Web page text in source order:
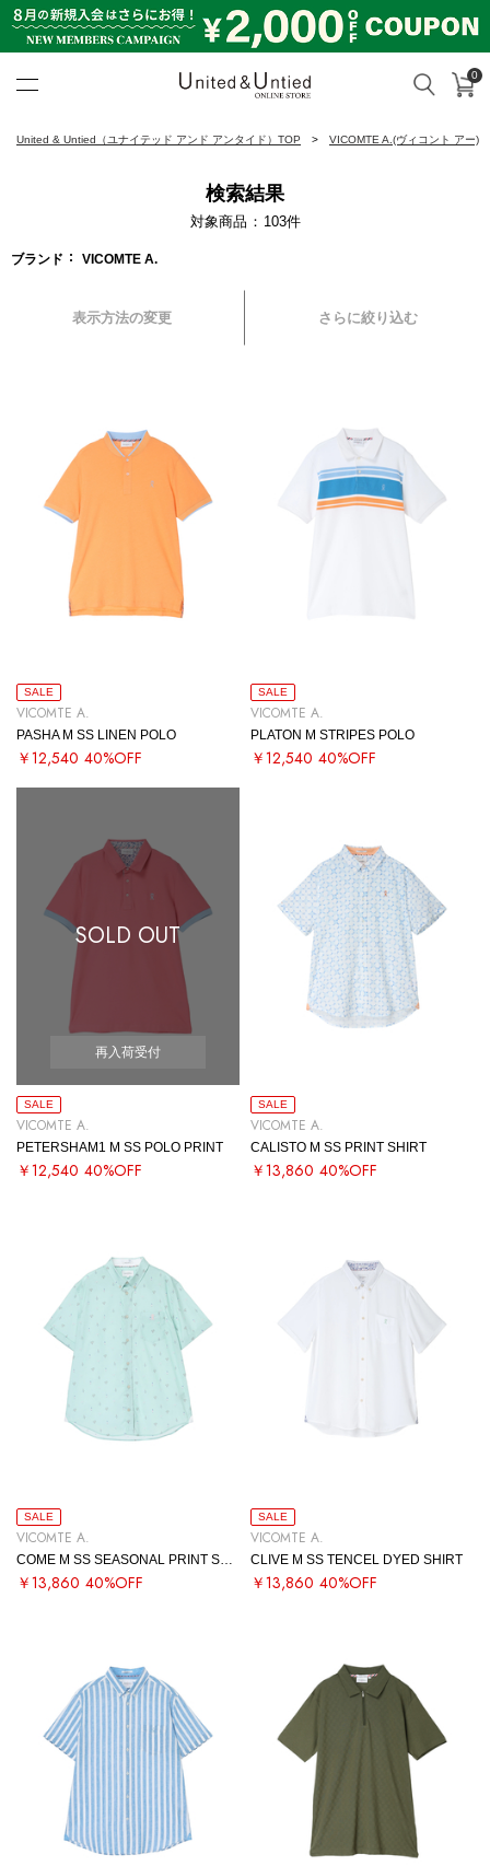
検索 カ
0
United & Untied（ユナイテッド アンド アンタイド）TOP VICOMTE A.(ヴィコント アー)
検索結果
対象商品 103件
ブランド VICOMTE A.
表示方法の変更 さらに絞り込む
SALE
VICOMTE A.
PASHA M SS LINEN POLO
￥12,540 40%OFF
SALE
VICOMTE A.
PLATON M STRIPES POLO
￥12,540 40%OFF
SOLD OUT
再入荷受付
SALE
VICOMTE A.
PETERSHAM1 M SS POLO PRINT
￥12,540 40%OFF
SALE
VICOMTE A.
CALISTO M SS PRINT SHIRT
￥13,860 40%OFF
SALE
VICOMTE A.
￥13,860 40%OFF
SALE
VICOMTE A.
CLIVE M SS TENCEL DYED SHIRT
￥13,860 40%OFF